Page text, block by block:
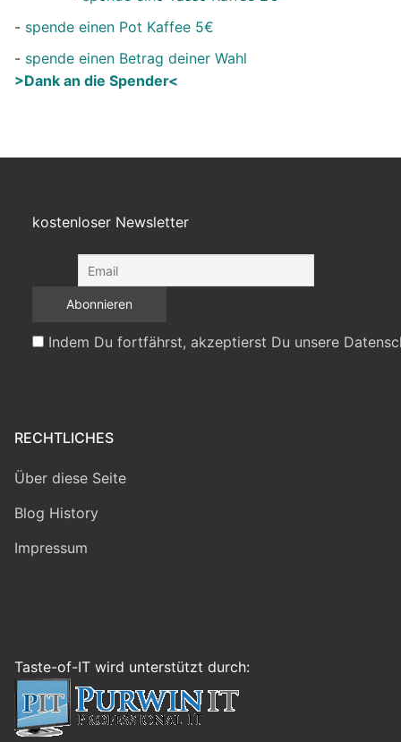
- spende einen Pot Kaffee 5€
- spende einen Betrag deiner Wahl
>Dank an die Spender<
kostenloser Newsletter
Indem Du fortfährst, akzeptierst Du unsere
RECHTLICHES
Über diese Seite
Blog History
Impressum
Taste-of-IT wird unterstützt durch: